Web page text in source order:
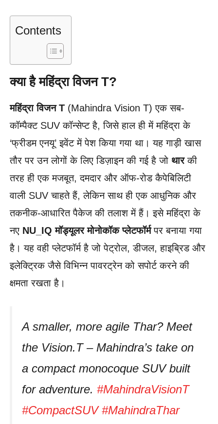
Contents
क्या है महिंद्रा विजन T?
महिंद्रा विजन T (Mahindra Vision T) एक सब-
कॉम्पैक्ट SUV कॉन्सेप्ट है, जिसे हाल ही में महिंद्रा के
‘फ्रीडम एनयू’ इवेंट में पेश किया गया था। यह गाड़ी खास
तौर पर उन लोगों के लिए डिज़ाइन की गई है जो थारकी
तरह ही एक मजबूत, दमदार और ऑफ-रोड कैपेबिलिटी
वाली SUV चाहते हैं, लेकिन साथ ही एक आधुनिक और
तकनीक-आधारित पैकेज की तलाश में हैं। इसे महिंद्रा के
नए NU_IQ मॉड्यूलर मोनोकॉक प्लेटफॉर्मपर बनाया गया
है। यह वही प्लेटफॉर्म है जो पेट्रोल, डीजल, हाइब्रिड और
इलेक्ट्रिक जैसे विभिन्न पावरट्रेन को सपोर्ट करने की
क्षमता रखता है।
A smaller, more agile Thar? Meet
the Vision.T – Mahindra’s take on
a compact monocoque SUV built
for adventure. #MahindraVisionT
#CompactSUV #MahindraThar